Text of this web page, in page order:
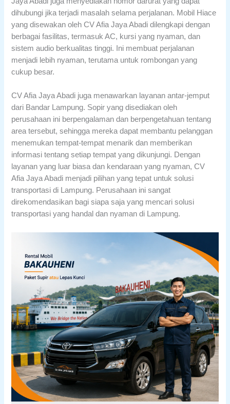
dihubungi jika terjadi masalah selama perjalanan. Mobil Hiace
yang disewakan oleh CV Afia Jaya Abadi dilengkapi dengan
berbagai fasilitas, termasuk AC, kursi yang nyaman, dan
sistem audio berkualitas tinggi. Ini membuat perjalanan
menjadi lebih nyaman, terutama untuk rombongan yang
cukup besar.
CV Afia Jaya Abadi juga menawarkan layanan antar-jemput
dari Bandar Lampung. Sopir yang disediakan oleh
perusahaan ini berpengalaman dan berpengetahuan tentang
area tersebut, sehingga mereka dapat membantu pelanggan
menemukan tempat-tempat menarik dan memberikan
informasi tentang setiap tempat yang dikunjungi. Dengan
layanan yang luar biasa dan kendaraan yang nyaman, CV
Afia Jaya Abadi menjadi pilihan yang tepat untuk solusi
transportasi di Lampung. Perusahaan ini sangat
direkomendasikan bagi siapa saja yang mencari solusi
transportasi yang handal dan nyaman di Lampung.